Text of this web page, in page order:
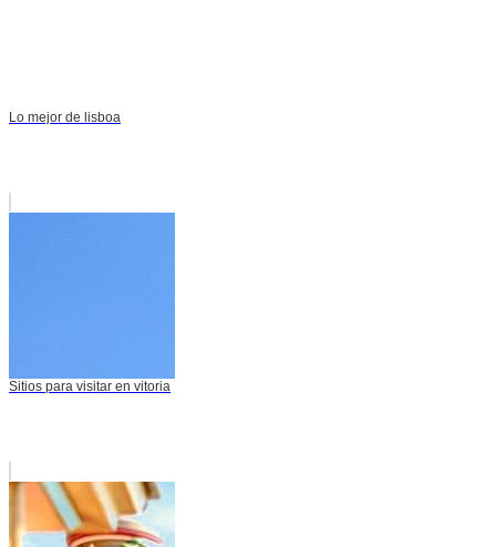
Lo mejor de lisboa
Sitios para visitar en vitoria